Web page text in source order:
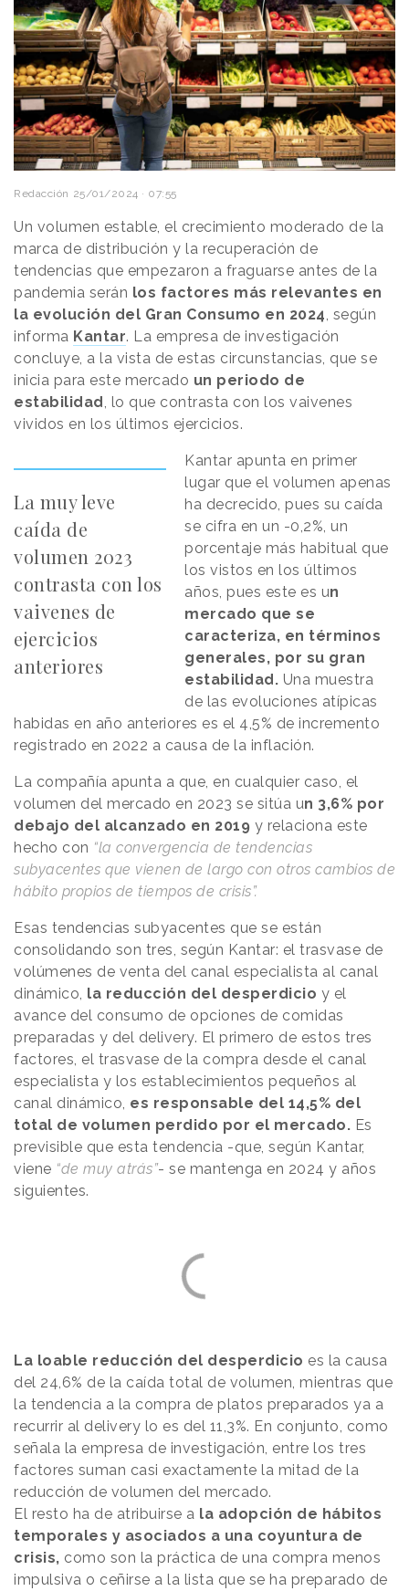
Redacción 25/01/2024 · 07:55
Un volumen estable, el crecimiento moderado de la
marca de distribución y la recuperación de
tendencias que empezaron a fraguarse antes de la
pandemia serán los factores más relevantes en
la evolución del Gran Consumo en 2024 , según
informa Kantar. La empresa de investigación
concluye, a la vista de estas circunstancias, que se
inicia para este mercado un periodo de
estabilidad , lo que contrasta con los vaivenes
vividos en los últimos ejercicios.
La muy leve
caída de
volumen 2023
contrasta con los
vaivenes de
ejercicios
anteriores
Kantar apunta en primer
lugar que el volumen apenas
ha decrecido, pues su caída
se cifra en un -0,2%, un
porcentaje más habitual que
los vistos en los últimos
años, pues este es un
mercado que se
caracteriza, en términos
generales, por su gran
estabilidad. Una muestra
de las evoluciones atípicas
habidas en año anteriores es el 4,5% de incremento
registrado en 2022 a causa de la inflación.
La compañía apunta a que, en cualquier caso, el
volumen del mercado en 2023 se sitúa un 3,6% por
debajo del alcanzado en 2019 y relaciona este
hecho con “la convergencia de tendencias
subyacentes que vienen de largo con otros cambios de
hábito propios de tiempos de crisis”.
Esas tendencias subyacentes que se están
consolidando son tres, según Kantar: el trasvase de
volúmenes de venta del canal especialista al canal
dinámico, la reducción del desperdicio y el
avance del consumo de opciones de comidas
preparadas y del delivery. El primero de estos tres
factores, el trasvase de la compra desde el canal
especialista y los establecimientos pequeños al
canal dinámico, es responsable del 14,5% del
total de volumen perdido por el mercado. Es
previsible que esta tendencia -que, según Kantar,
viene “de muy atrás”- se mantenga en 2024 y años
siguientes.
La loable reducción del desperdicio es la causa
del 24,6% de la caída total de volumen, mientras que
la tendencia a la compra de platos preparados ya a
recurrir al delivery lo es del 11,3%. En conjunto, como
señala la empresa de investigación, entre los tres
factores suman casi exactamente la mitad de la
reducción de volumen del mercado.
El resto ha de atribuirse a la adopción de hábitos
temporales y asociados a una coyuntura de
crisis, como son la práctica de una compra menos
impulsiva o ceñirse a la lista que se ha preparado de